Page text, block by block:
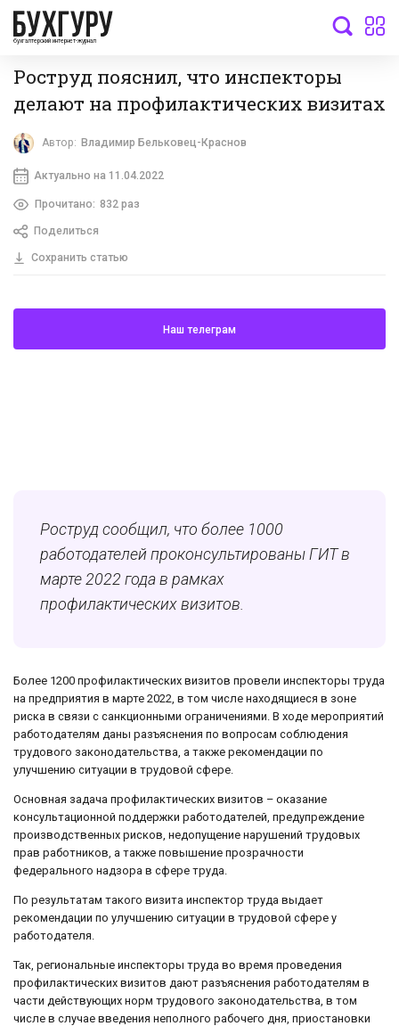
бухгалтерский интернет-журнал
Роструд пояснил, что инспекторы
делают на профилактических визитах
Автор: Владимир Бельковец-Краснов
Актуально на 11.04.2022
Прочитано: 832 раз
Поделиться
Сохранить статью
Наш телеграм
Роструд сообщил, что более 1000
работодателей проконсультированы ГИТ в
марте 2022 года в рамках
профилактических визитов.
Более 1200 профилактических визитов провели инспекторы труда
на предприятия в марте 2022, в том числе находящиеся в зоне
риска в связи с санкционными ограничениями. В ходе мероприятий
работодателям даны разъяснения по вопросам соблюдения
трудового законодательства, а также рекомендации по
улучшению ситуации в трудовой сфере.
Основная задача профилактических визитов – оказание
консультационной поддержки работодателей, предупреждение
производственных рисков, недопущение нарушений трудовых
прав работников, а также повышение прозрачности
федерального надзора в сфере труда.
По результатам такого визита инспектор труда выдает
рекомендации по улучшению ситуации в трудовой сфере у
работодателя.
Так, региональные инспекторы труда во время проведения
профилактических визитов дают разъяснения работодателям в
части действующих норм трудового законодательства, в том
числе в случае введения неполного рабочего дня, приостановки